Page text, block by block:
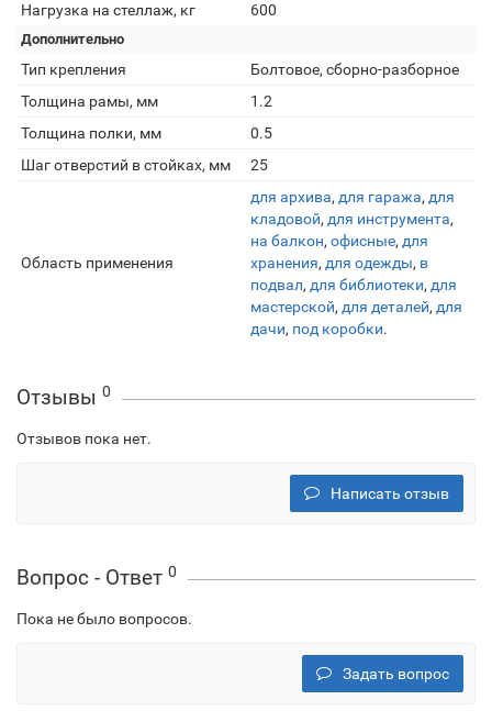
Нагрузка на стеллаж, кг
600
Дополнительно
Тип крепления
Болтовое, сборно-разборное
Толщина рамы, мм
1.2
Толщина полки, мм
0.5
Шаг отверстий в стойках, мм
25
Область применения
для архива, для гаража, для
кладовой, для инструмента,
на балкон, офисные, для
хранения, для одежды, в
подвал, для библиотеки, для
мастерской, для деталей, для
дачи, под коробки.
Отзывы 0
Отзывов пока нет.
Написать отзыв
Вопрос - Ответ 0
Пока не было вопросов.
Задать вопрос